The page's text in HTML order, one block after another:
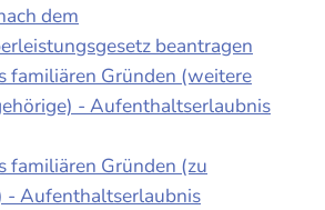
dem
beantragen
familiären Gründen (weitere
- Aufenthaltserlaubnis
familiären Gründen (zu
- Aufenthaltserlaubnis